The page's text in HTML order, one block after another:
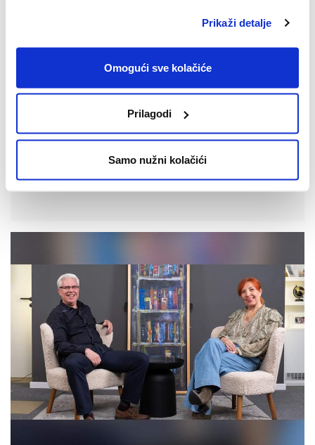
Prikaži detalje
Omogući sve kolačiće
Prilagodi
Samo nužni kolačići
SPACE2TALK: Epizoda #14: [Intelekt,
intuicija i instinkt]
Pogledajte epizodu #14 SPACE2TALK podcasta.